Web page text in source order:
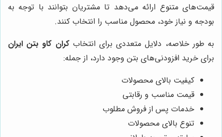
قیمت‌های متنوع ارائه می‌دهد تا مشتریان بتوانند با توجه به
بودجه و نیاز خود، محصول مناسب را انتخاب کنند.
به طور خلاصه، دلایل متعددی برای انتخابکران کاو بتن ایران
برای خرید افزودنی‌های بتن وجود دارد، از جمله:
کیفیت بالای محصولات
قیمت مناسب و رقابتی
خدمات پس از فروش مطلوب
تنوع بالای محصولات